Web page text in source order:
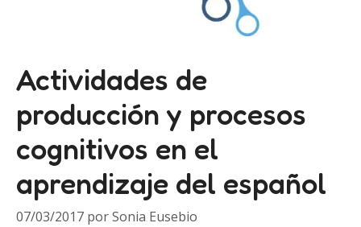
Actividades de
producción y procesos
cognitivos en el
aprendizaje del español
07/03/2017 porSonia Eusebio